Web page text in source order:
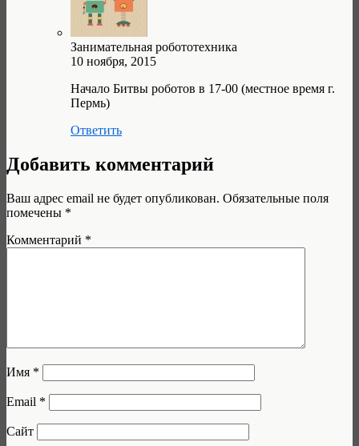
Занимательная робототехника
10 ноября, 2015
Начало Битвы роботов в 17-00 (местное время г.
Пермь)
Ответить
Добавить комментарий
Ваш адрес email не будет опубликован. Обязательные поля
помечены *
Комментарий *
Имя *
Email *
Сайт